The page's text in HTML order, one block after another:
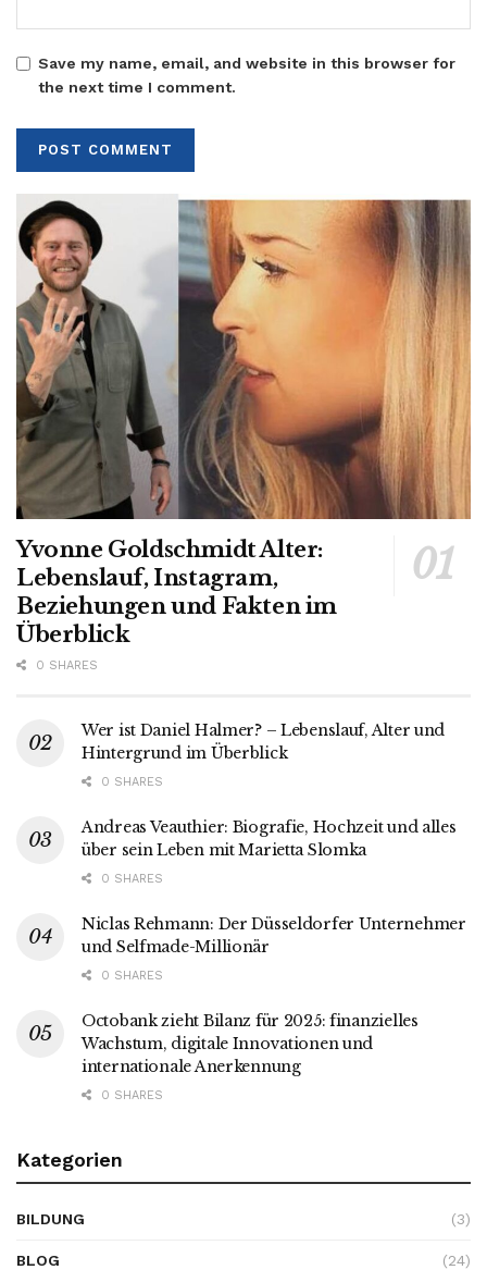
Save my name, email, and website in this browser for
the next time I comment.
Yvonne Goldschmidt Alter:
Lebenslauf, Instagram,
Beziehungen und Fakten im
Überblick
0 SHARES
Wer ist Daniel Halmer? – Lebenslauf, Alter und
Hintergrund im Überblick
0 SHARES
Andreas Veauthier: Biografie, Hochzeit und alles
über sein Leben mit Marietta Slomka
0 SHARES
Niclas Rehmann: Der Düsseldorfer Unternehmer
und Selfmade-Millionär
0 SHARES
Octobank zieht Bilanz für 2025: finanzielles
Wachstum, digitale Innovationen und
internationale Anerkennung
0 SHARES
Kategorien
BILDUNG (3)
BLOG (24)